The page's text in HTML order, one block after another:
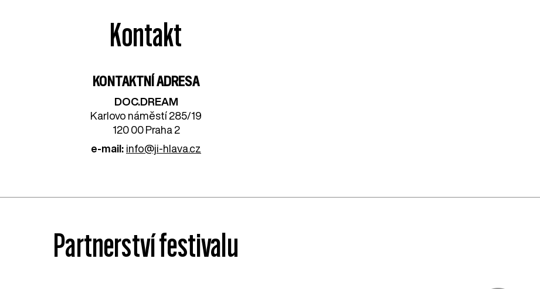
Kontakt
KONTAKTNÍ ADRESA
DOC.DREAM​
Karlovo náměstí 285/19
120 00 Praha 2
e-mail: info@ji-hlava.cz
Partnerství festivalu